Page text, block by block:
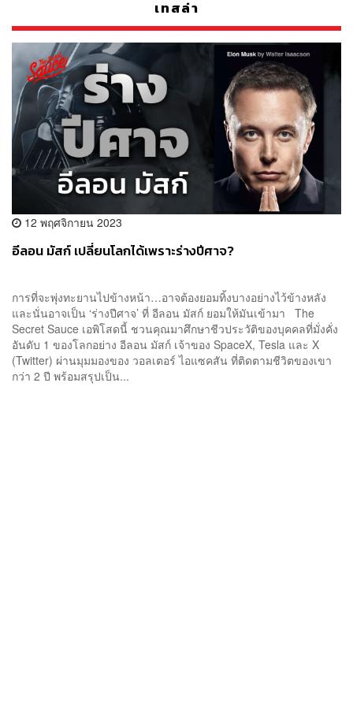
เทสล่า
12 พฤศจิกายน 2023
อีลอน มัสก์ เปลี่ยนโลกได้เพราะร่างปีศาจ?
การที่จะพุ่งทะยานไปข้างหน้า…อาจต้องยอมทิ้งบางอย่างไว้ข้างหลัง
และนั่นอาจเป็น ‘ร่างปีศาจ’ ที่ อีลอน มัสก์ ยอมให้มันเข้ามา The
Secret Sauce เอพิโสดนี้ ชวนคุณมาศึกษาชีวประวัติของบุคคลที่มั่งคั่ง
อันดับ 1 ของโลกอย่าง อีลอน มัสก์ เจ้าของ SpaceX, Tesla และ X
(Twitter) ผ่านมุมมองของ วอลเตอร์ ไอแซคสัน ที่ติดตามชีวิตของเขา
กว่า 2 ปี พร้อมสรุปเป็น...